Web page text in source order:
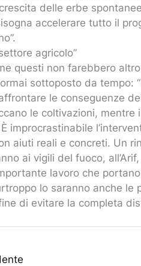
delle erbe
accelerare tutto il
agricolo”
questi non farebbero
sottoposto da tempo:
le conseguenze
le coltivazioni,
improcrastinabile
aiuti reali e concreti. Un
ai vigili del fuoco,
lavoro che
lo saranno anche le
di evitare la completa